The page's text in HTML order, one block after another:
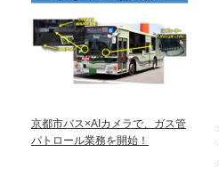
京都市バス×AIカメラで、ガス管
パトロール業務を開始！